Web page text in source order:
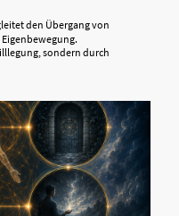
den Übergang von
sondern durch